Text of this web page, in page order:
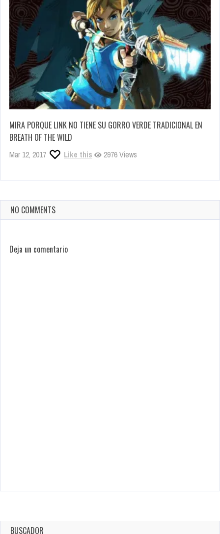
MIRA PORQUE LINK NO TIENE SU GORRO VERDE TRADICIONAL EN
BREATH OF THE WILD
Mar 12, 2017 Like this 2976 Views
NO COMMENTS
Deja un comentario
BUSCADOR